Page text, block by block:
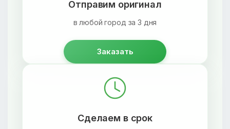
Отправим оригинал
в любой город за 3 дня
Заказать
Сделаем в срок